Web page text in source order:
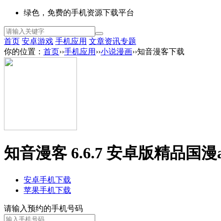
绿色，免费的手机资源下载平台
首页 安卓游戏 手机应用 文章资讯专题
你的位置： 首页››手机应用 ››小说漫画››知音漫客下载
知音漫客 6.6.7 安卓版精品国漫
安卓手机下载
苹果手机下载
请输入预约的手机号码